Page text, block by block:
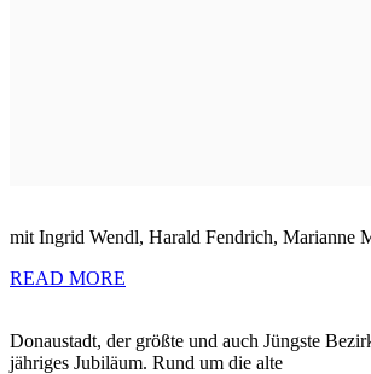
mit Ingrid Wendl, Harald Fendrich, Marianne
READ MORE
Donaustadt, der größte und auch Jüngste
jähriges Jubiläum. Rund um die alte